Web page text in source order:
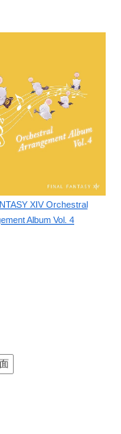
XIV Orchestral
Album Vol. 4